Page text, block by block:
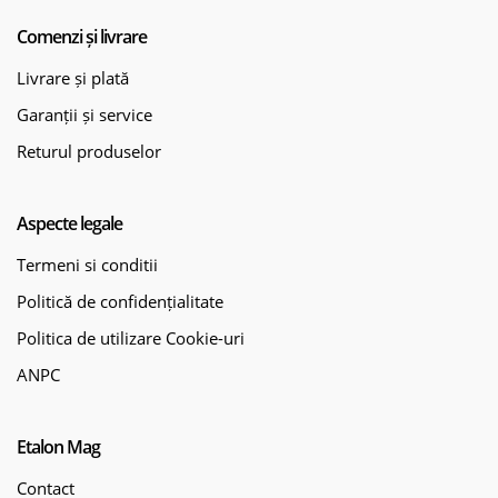
Comenzi și livrare
Livrare și plată
Garanții și service
Returul produselor
Aspecte legale
Termeni si conditii
Politică de confidențialitate
Politica de utilizare Cookie-uri
ANPC
Etalon Mag
Contact